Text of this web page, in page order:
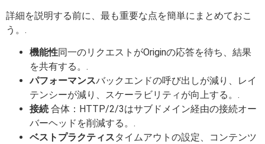
詳細を説明する前に、最も重要な点を簡単にまとめておこ
う。.
機能性同一のリクエストがOriginの応答を待ち、結果
を共有する。.
パフォーマンスバックエンドの呼び出しが減り、レイ
テンシーが減り、スケーラビリティが向上する。.
接続 合体：HTTP/2/3はサブドメイン経由の接続オー
バーヘッドを削減する。.
ベストプラクティスタイムアウトの設定、コンテンツ